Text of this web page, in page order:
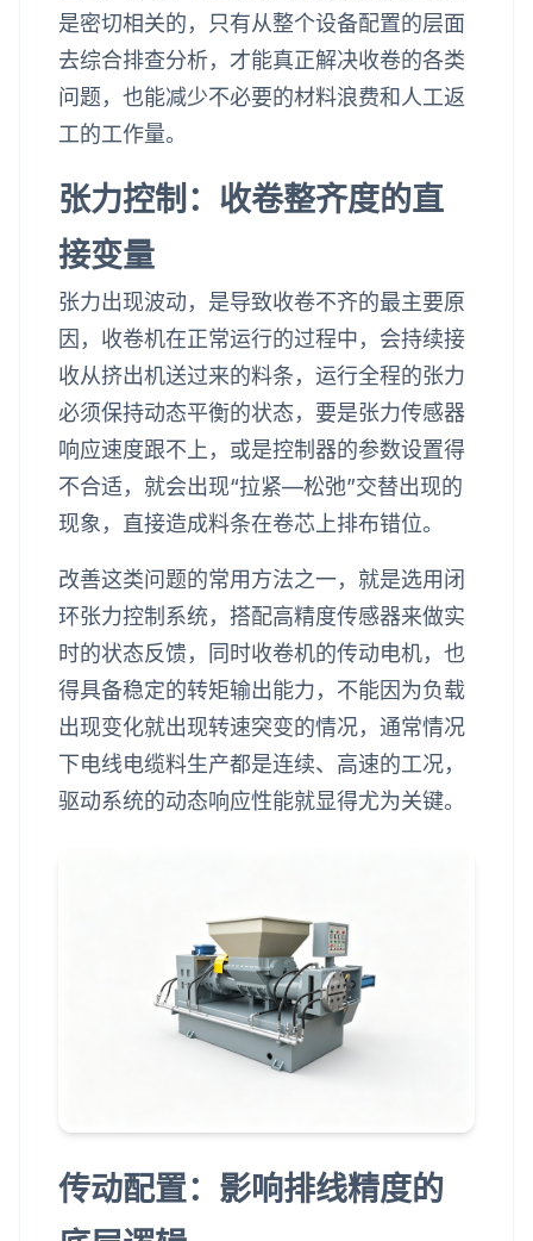
是密切相关的，只有从整个设备配置的层面
去综合排查分析，才能真正解决收卷的各类
问题，也能减少不必要的材料浪费和人工返
工的工作量。
张力控制：收卷整齐度的直
接变量
张力出现波动，是导致收卷不齐的最主要原
因，收卷机在正常运行的过程中，会持续接
收从挤出机送过来的料条，运行全程的张力
必须保持动态平衡的状态，要是张力传感器
响应速度跟不上，或是控制器的参数设置得
不合适，就会出现“拉紧—松弛”交替出现的
现象，直接造成料条在卷芯上排布错位。
改善这类问题的常用方法之一，就是选用闭
环张力控制系统，搭配高精度传感器来做实
时的状态反馈，同时收卷机的传动电机，也
得具备稳定的转矩输出能力，不能因为负载
出现变化就出现转速突变的情况，通常情况
下电线电缆料生产都是连续、高速的工况，
驱动系统的动态响应性能就显得尤为关键。
传动配置：影响排线精度的